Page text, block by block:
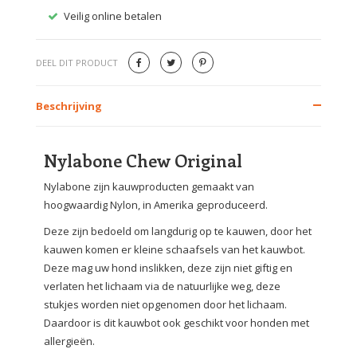
Veilig online betalen
DEEL DIT PRODUCT
Beschrijving
Nylabone Chew Original
Nylabone zijn kauwproducten gemaakt van
hoogwaardig Nylon, in Amerika geproduceerd.
Deze zijn bedoeld om langdurig op te kauwen, door het
kauwen komen er kleine schaafsels van het kauwbot.
Deze mag uw hond inslikken, deze zijn niet giftig en
verlaten het lichaam via de natuurlijke weg, deze
stukjes worden niet opgenomen door het lichaam.
Daardoor is dit kauwbot ook geschikt voor honden met
allergieën.